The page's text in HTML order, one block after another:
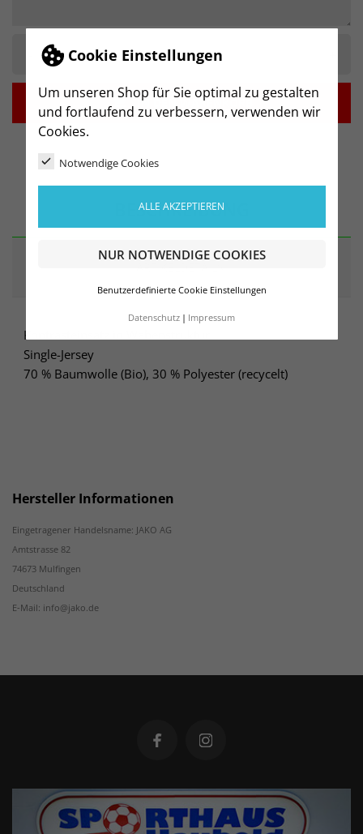
Cookie Einstellungen
Um unseren Shop für Sie optimal zu gestalten
und fortlaufend zu verbessern, verwenden wir
Cookies.
Notwendige Cookies
ALLE AKZEPTIEREN
NUR NOTWENDIGE COOKIES
Benutzerdefinierte Cookie Einstellungen
Datenschutz Impressum
 IN DEN WARENKORB
BESCHREIBUNG
Kontrasteinsatz in Wabenstruktur
Single-Jersey
70 % Baumwolle (Bio), 30 % Polyester (recycelt)
Hersteller Informationen
Eingetragener Handelsname: JAKO AG
Amtstrasse 82
74673 Mulfingen
Deutschland
E-Mail: info@jako.de